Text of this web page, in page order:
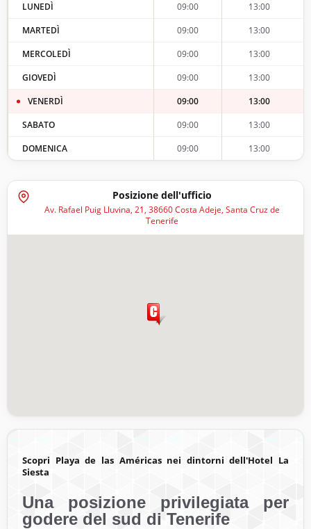
LUNEDÌ 09:00
13:00
MARTEDÌ
09:00
13:00
MERCOLEDÌ
09:00
13:00
GIOVEDÌ
09:00
13:00
VENERDÌ
09:00
13:00
SABATO
09:00
13:00
DOMENICA
09:00 13:00
Posizione dell'ufficio
Av. Rafael Puig Lluvina, 21, 38660 Costa Adeje, Santa Cruz de
Tenerife
Scopri Playa de las Américas nei dintorni dell'Hotel La
Siesta
Una posizione privilegiata per
godere del sud di Tenerife